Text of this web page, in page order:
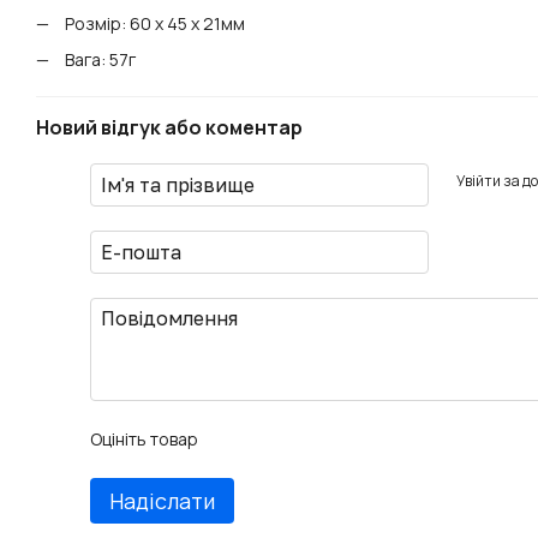
Розмір: 60 х 45 х 21мм
Вага: 57г
Новий відгук або коментар
Увійти за
Оцініть товар
Надіслати